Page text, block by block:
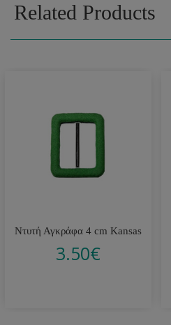
Related Products
Ντυτή Αγκράφα 4 cm Kansas
3.50€